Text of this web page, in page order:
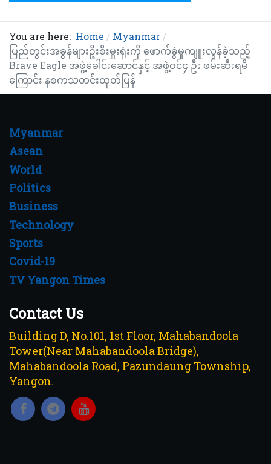
You are here: Home
Myanmar
ပြည်တွင်းအခွန်များဦးစီးမှူးရုံးကို ဖောက်ခွဲမှုကျူးလွန်ခဲ့သည့်
Brave Eagle အဖွဲ့ခေါင်းဆောင်နှင့် အဖွဲ့ဝင်၄ ဦး ဖမ်းဆီးရမိ
ကြောင်း နစကသတင်းထုတ်ပြန်
Myanmar
Asean
World
Politics
Business
Technology
Sports
Covid-19
TV Yangon Times
Contact Us
Building D, No.101, 1st Floor, Mahabandoola
Tower(Near Mahabandoola Bridge),
Mahabandoola Road, Pazundaung Township,
Yangon.